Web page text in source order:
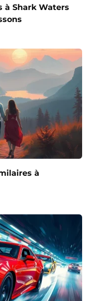
à Shark Waters
à